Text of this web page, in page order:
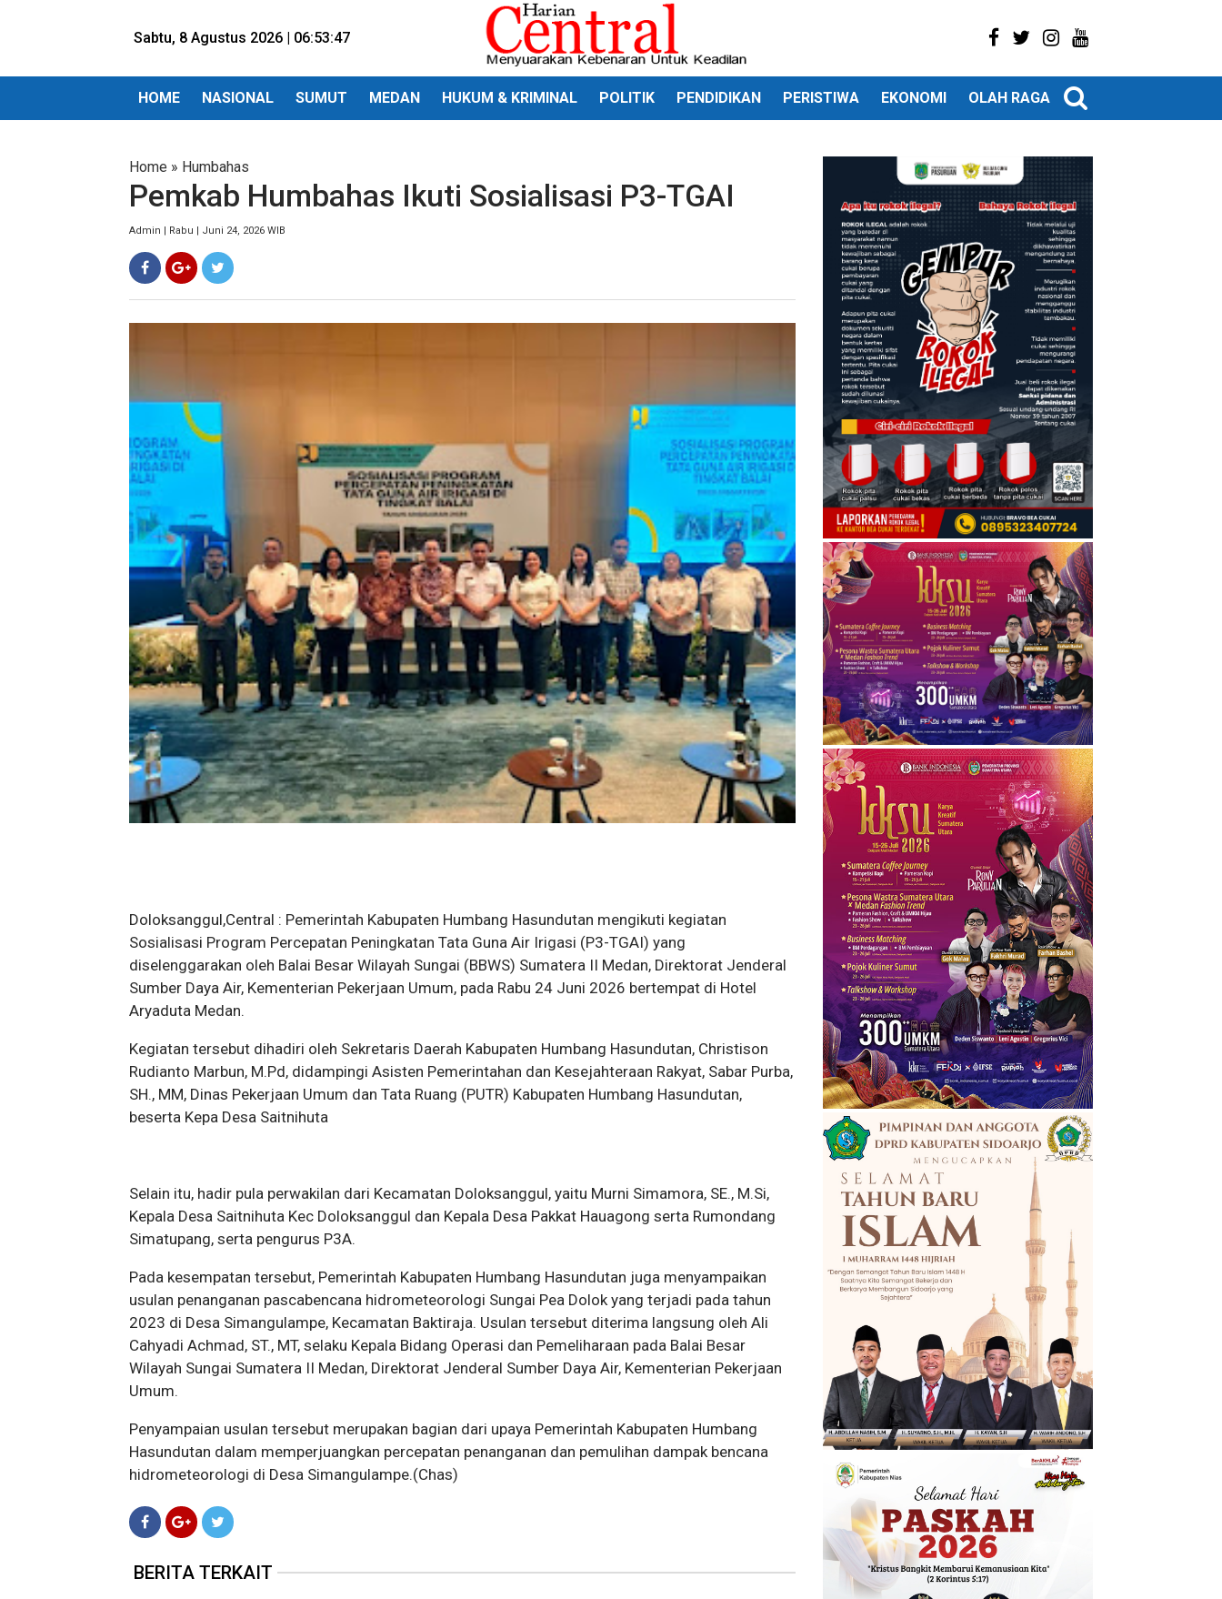
Sabtu, 8 Agustus 2026 | 06:53:48
HOME NASIONAL SUMUT MEDAN HUKUM & KRIMINAL POLITIK PENDIDIKAN PERISTIWA EKONOMI OLAH RAGA
Home » Humbahas
Pemkab Humbahas Ikuti Sosialisasi P3-TGAI
Admin | Rabu | Juni 24, 2026 WIB
Doloksanggul,Central : Pemerintah Kabupaten Humbang Hasundutan mengikuti kegiatan
Sosialisasi Program Percepatan Peningkatan Tata Guna Air Irigasi (P3-TGAI) yang
diselenggarakan oleh Balai Besar Wilayah Sungai (BBWS) Sumatera II Medan, Direktorat Jenderal
Sumber Daya Air, Kementerian Pekerjaan Umum, pada Rabu 24 Juni 2026 bertempat di Hotel
Aryaduta Medan.
Kegiatan tersebut dihadiri oleh Sekretaris Daerah Kabupaten Humbang Hasundutan, Christison
Rudianto Marbun, M.Pd, didampingi Asisten Pemerintahan dan Kesejahteraan Rakyat, Sabar Purba,
SH., MM, Dinas Pekerjaan Umum dan Tata Ruang (PUTR) Kabupaten Humbang Hasundutan,
beserta Kepa Desa Saitnihuta
Selain itu, hadir pula perwakilan dari Kecamatan Doloksanggul, yaitu Murni Simamora, SE., M.Si,
Kepala Desa Saitnihuta Kec Doloksanggul dan Kepala Desa Pakkat Hauagong serta Rumondang
Simatupang, serta pengurus P3A.
Pada kesempatan tersebut, Pemerintah Kabupaten Humbang Hasundutan juga menyampaikan
usulan penanganan pascabencana hidrometeorologi Sungai Pea Dolok yang terjadi pada tahun
2023 di Desa Simangulampe, Kecamatan Baktiraja. Usulan tersebut diterima langsung oleh Ali
Cahyadi Achmad, ST., MT, selaku Kepala Bidang Operasi dan Pemeliharaan pada Balai Besar
Wilayah Sungai Sumatera II Medan, Direktorat Jenderal Sumber Daya Air, Kementerian Pekerjaan
Umum.
Penyampaian usulan tersebut merupakan bagian dari upaya Pemerintah Kabupaten Humbang
Hasundutan dalam memperjuangkan percepatan penanganan dan pemulihan dampak bencana
hidrometeorologi di Desa Simangulampe.(Chas)
BERITA TERKAIT